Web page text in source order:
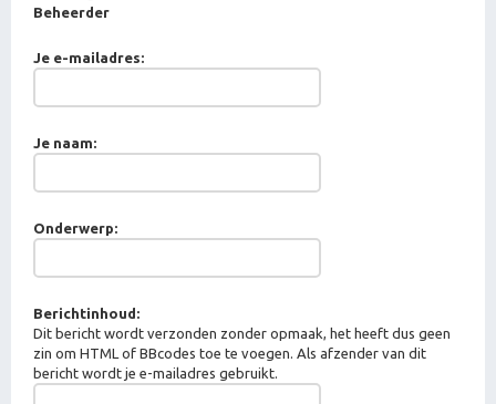
Beheerder
Je e-mailadres:
Je naam:
Onderwerp:
Berichtinhoud:
Dit bericht wordt verzonden zonder opmaak, het heeft dus geen
zin om HTML of BBcodes toe te voegen. Als afzender van dit
bericht wordt je e-mailadres gebruikt.